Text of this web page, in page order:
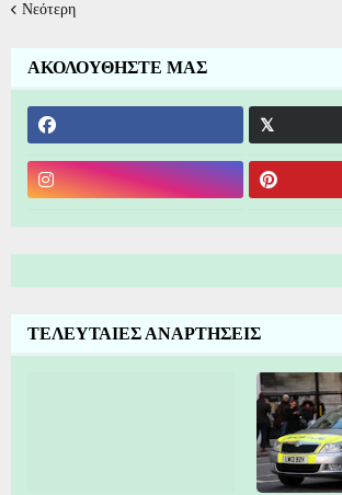
Νεότερη
ΑΚΟΛΟΥΘΗΣΤΕ ΜΑΣ
ΤΕΛΕΥΤΑΙΕΣ ΑΝΑΡΤΗΣΕΙΣ